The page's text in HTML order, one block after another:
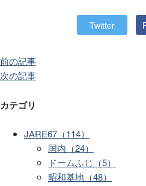
Twitter
前の記事
次の記事
カテゴリ
JARE67（114）
国内（24）
ドームふじ（5）
昭和基地（48）